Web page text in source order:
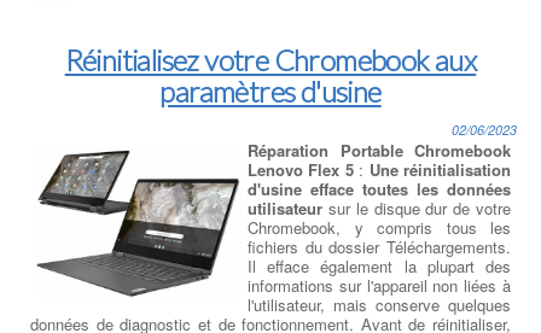
Réinitialisez votre Chromebook aux
paramètres d'usine
02/06/2023
Réparation Portable Chromebook
Lenovo Flex 5: Une réinitialisation
d'usine efface toutes les données
utilisateur sur le disque dur de votre
Chromebook, y compris tous les
fichiers du dossier Téléchargements.
Il efface également la plupart des
informations sur l'appareil non liées à
l'utilisateur, mais conserve quelques
données de diagnostic et de fonctionnement. Avant de réinitialiser,